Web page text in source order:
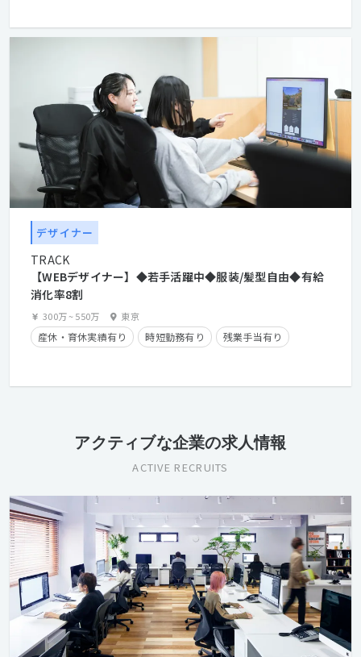
デザイナー
TRACK
【WEBデザイナー】◆若手活躍中◆服装/髪型自由◆有給
消化率8割
300万~550万 東京
産休・育休実績有り 時短勤務有り 残業手当有り
アクティブな企業の求人情報
ACTIVE RECRUITS